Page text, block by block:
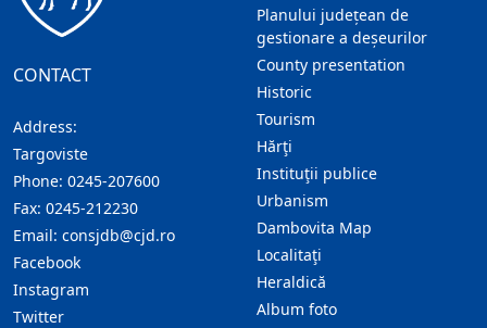
CONTACT
Address:
Targoviste
Phone: 0245-207600
Fax: 0245-212230
Email: consjdb@cjd.ro
Facebook
Instagram
Twitter
Planului județean de
gestionare a deșeurilor
County presentation
Historic
Tourism
Hărţi
Instituţii publice
Urbanism
Dambovita Map
Localitaţi
Heraldică
Album foto